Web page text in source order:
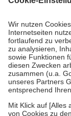
höchstens zehn Euro.
Kosten der
Diese Regeln
Bei Heilmitteln
Zuzahlung zehn
Verordnung.
Um das
stärken und die
fallenkeine